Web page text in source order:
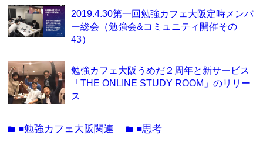
2019.4.30第一回勉強カフェ大阪定時メンバ
ー総会（勉強会&コミュニティ開催その
43）
勉強カフェ大阪うめだ２周年と新サービス
「THE ONLINE STUDY ROOM」のリリー
ス
folder ■勉強カフェ大阪関連 folder ■思考